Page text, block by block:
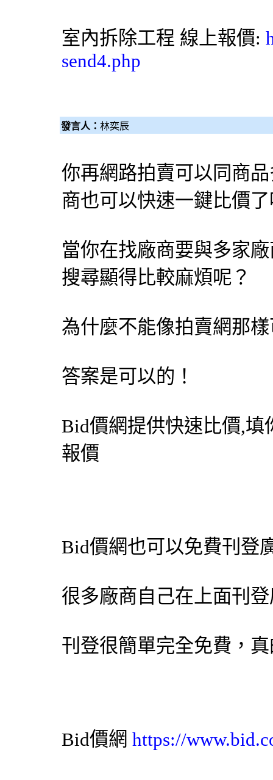
室內拆除工程 線上報價:
send4.php
發言人： 林奕辰
你再網路拍賣可以同商
商也可以快速一鍵比價
當你在找廠商要與多家
搜尋顯得比較麻煩呢？
為什麼不能像拍賣網那
答案是可以的！
Bid價網提供快速比價,填
報價
Bid價網也可以免費刊登
很多廠商自己在上面刊
刊登很簡單完全免費，
Bid價網 https://